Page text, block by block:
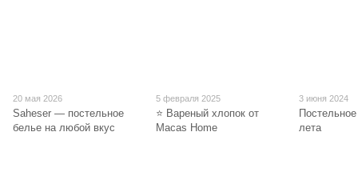
20 мая 2026
Saheser — постельное
белье на любой вкус
5 февраля 2025
⭐ Вареный хлопок от
Macas Home
3 июня 2024
лета